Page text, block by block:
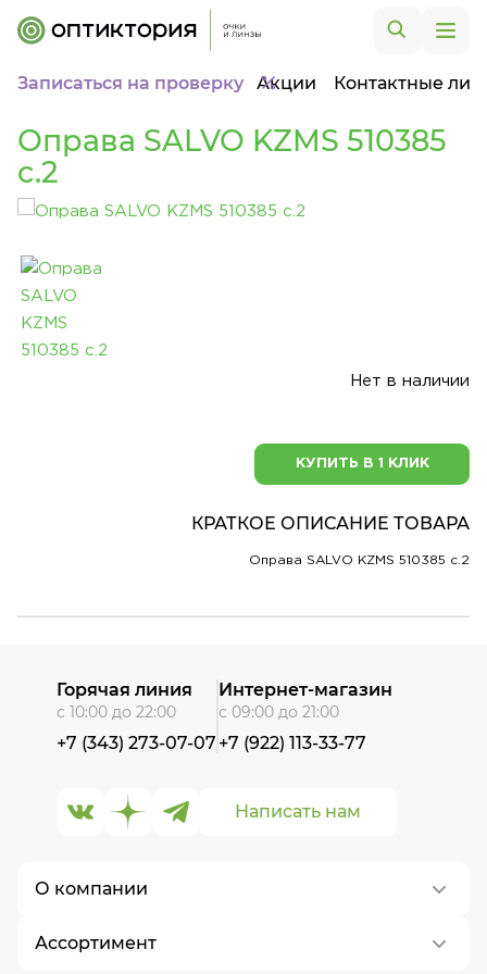
Записаться на проверку Акции Контактные
Оправа SALVO KZMS 510385
c.2
Нет в наличии
КУПИТЬ В 1 КЛИК
КРАТКОЕ ОПИСАНИЕ ТОВАРА
Оправа SALVO KZMS 510385 c.2
О компании
О нас
Ассортимент
Написать нам
Горячая линия
с 10:00 до 22:00
+7 (343) 273-07-07
Интернет-магазин
с 09:00 до 21:00
+7 (922) 113-33-77